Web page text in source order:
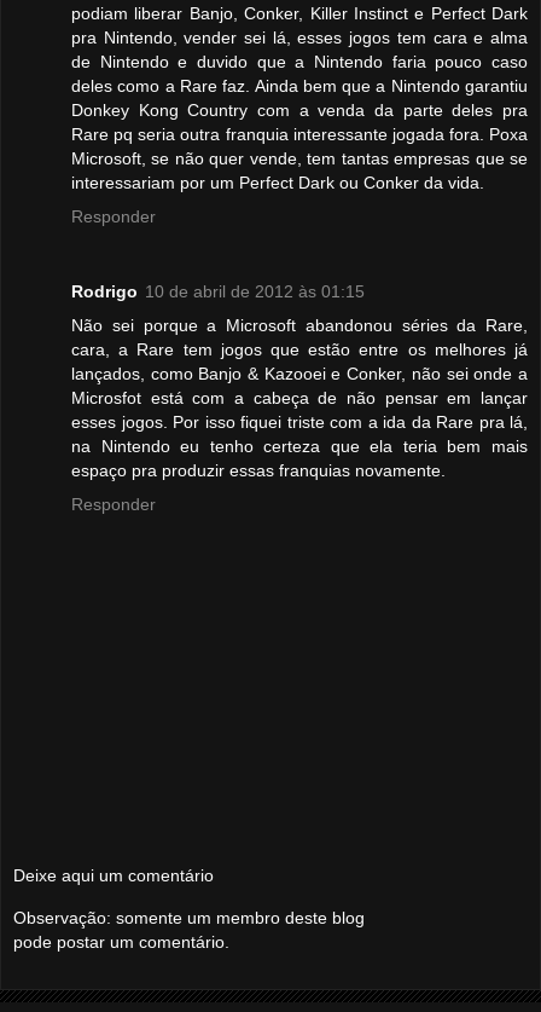
podiam liberar Banjo, Conker, Killer Instinct e Perfect Dark
pra Nintendo, vender sei lá, esses jogos tem cara e alma
de Nintendo e duvido que a Nintendo faria pouco caso
deles como a Rare faz. Ainda bem que a Nintendo garantiu
Donkey Kong Country com a venda da parte deles pra
Rare pq seria outra franquia interessante jogada fora. Poxa
Microsoft, se não quer vende, tem tantas empresas que se
interessariam por um Perfect Dark ou Conker da vida.
Responder
Rodrigo 10 de abril de 2012 às 01:15
Não sei porque a Microsoft abandonou séries da Rare,
cara, a Rare tem jogos que estão entre os melhores já
lançados, como Banjo & Kazooei e Conker, não sei onde a
Microsfot está com a cabeça de não pensar em lançar
esses jogos. Por isso fiquei triste com a ida da Rare pra lá,
na Nintendo eu tenho certeza que ela teria bem mais
espaço pra produzir essas franquias novamente.
Responder
Deixe aqui um comentário
Observação: somente um membro deste blog
pode postar um comentário.